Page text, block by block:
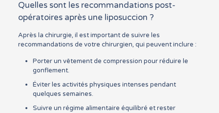
Quelles sont les recommandations post-
opératoires après une liposuccion ?
Après la chirurgie, il est important de suivre les
recommandations de votre chirurgien, qui peuvent inclure :
Porter un vêtement de compression pour réduire le
gonflement.
Éviter les activités physiques intenses pendant
quelques semaines.
Suivre un régime alimentaire équilibré et rester